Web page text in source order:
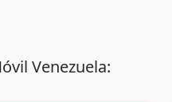
Venezuela: